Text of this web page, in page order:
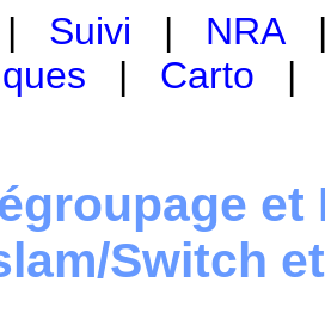
Suivi | NRA
| Carto
et
Switch